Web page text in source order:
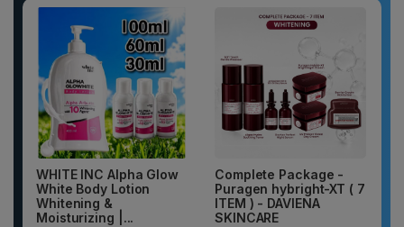
WHITE INC Alpha Glow
White Body Lotion
Whitening &
Moisturizing |...
Complete Package -
Puragen hybright-XT ( 7
ITEM ) - DAVIENA
SKINCARE